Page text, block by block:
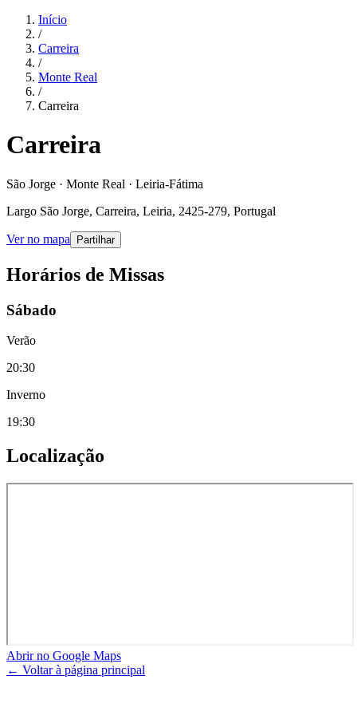
Início
/
Carreira
/
Monte Real
/
Carreira
Carreira
São Jorge · Monte Real · Leiria-Fátima
Largo São Jorge, Carreira, Leiria, 2425-279, Portugal
Ver no mapa Partilhar
Horários de Missas
Sábado
Verão
20:30
Inverno
19:30
Localização
Abrir no Google Maps
← Voltar à página principal